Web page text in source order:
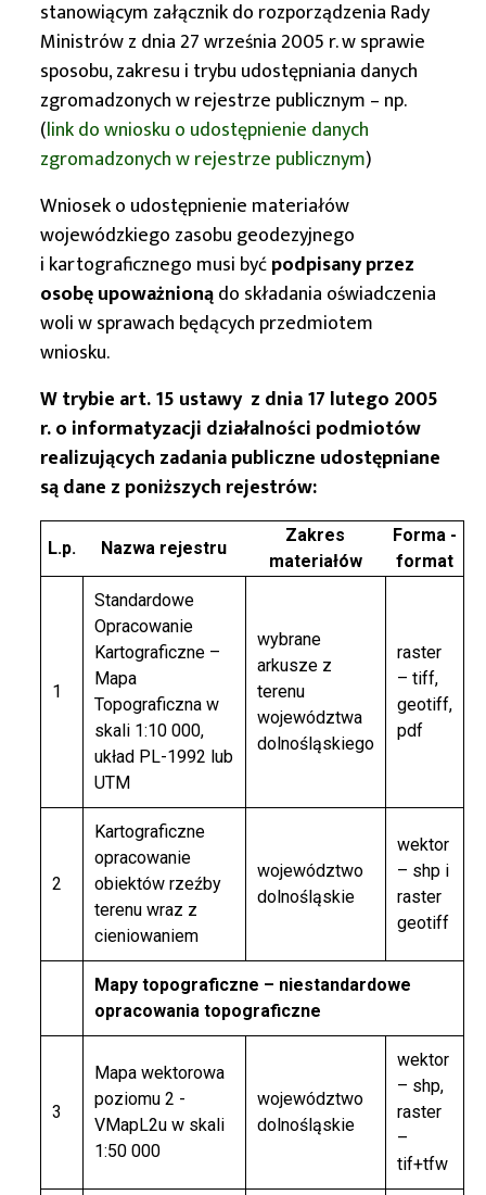
stanowiącym załącznik do rozporządzenia Rady
Ministrów z dnia 27 września 2005 r. w sprawie
sposobu, zakresu i trybu udostępniania danych
zgromadzonych w rejestrze publicznym – np.
(link do wniosku o udostępnienie danych
zgromadzonych w rejestrze publicznym)
Wniosek o udostępnienie materiałów
wojewódzkiego zasobu geodezyjnego
i kartograficznego musi byćpodpisany przez
osobę upoważnionądo składania oświadczenia
woli w sprawach będących przedmiotem
wniosku.
W trybie art. 15 ustawy z dnia 17 lutego 2005
r. o informatyzacji działalności podmiotów
realizujących zadania publiczne udostępniane
są dane z poniższych rejestrów:
L.p. Nazwa rejestru
Zakres
materiałów
Forma -
format
1
Standardowe
Opracowanie
Kartograficzne –
Mapa
Topograficzna w
skali 1:10 000,
układ PL-1992 lub
UTM
wybrane
arkusze z
terenu
województwa
dolnośląskiego
raster
– tiff,
geotiff,
pdf
2
Kartograficzne
opracowanie
obiektów rzeźby
terenu wraz z
cieniowaniem
województwo
dolnośląskie
wektor
– shp i
raster
geotiff
Mapy topograficzne – niestandardowe
opracowania topograficzne
3
Mapa wektorowa
poziomu 2 -
VMapL2u w skali
1:50 000
województwo
dolnośląskie
wektor
– shp,
raster
–
tif+tfw